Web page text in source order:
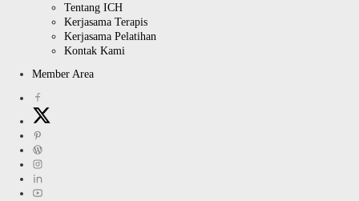
Tentang ICH
Kerjasama Terapis
Kerjasama Pelatihan
Kontak Kami
Member Area